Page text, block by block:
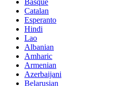
Catalan
Esperanto
Hindi
Lao
Albanian
Amharic
Armenian
Azerbaijani
Belarusian